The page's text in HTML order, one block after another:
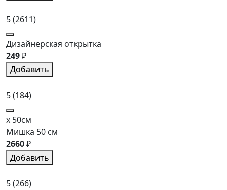
5(2611)
Дизайнерская открытка
249₽
Добавить
5(184)
x 50см
Мишка 50 см
2660₽
Добавить
5(266)